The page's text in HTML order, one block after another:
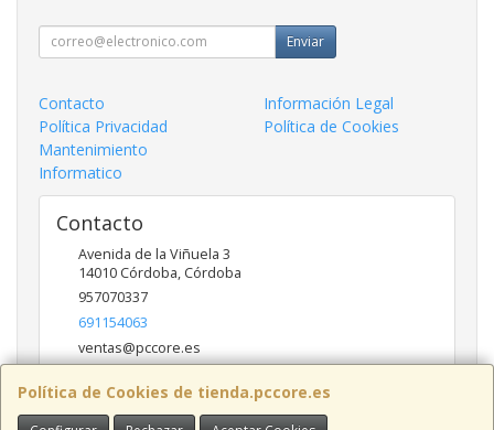
Política de Cookies de tienda.pccore.es
Enviar
Contacto
Información Legal
Política Privacidad
Política de Cookies
Mantenimiento
Informatico
Contacto
Avenida de la Viñuela 3
14010 Córdoba, Córdoba
957070337
691154063
ventas@pccore.es
Horario